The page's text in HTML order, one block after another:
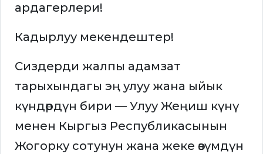
ардагерлери!
Кадырлуу мекендештер!
Сиздерди жалпы адамзат
тарыхындагы эң улуу жана ыйык
күндөрдүн бири — Улуу Жеңиш күнү
менен Кыргыз Республикасынын
Жогорку сотунун жана жеке өзүмдүн